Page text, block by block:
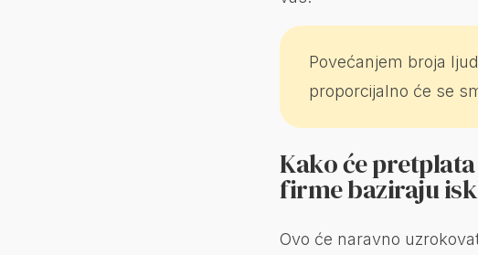
Povećanjem broja
proporcijalno će se
Kako će
firme baziraju
Ovo će naravno